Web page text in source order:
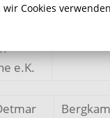
e.K.
Cookies